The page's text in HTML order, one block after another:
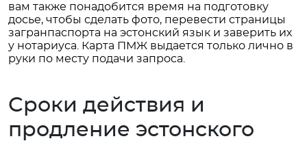
вам также понадобится время на подготовку
досье, чтобы сделать фото, перевести страницы
загранпаспорта на эстонский язык и заверить их
у нотариуса. Карта ПМЖ выдается только лично в
руки по месту подачи запроса.
Сроки действия и
продление эстонского